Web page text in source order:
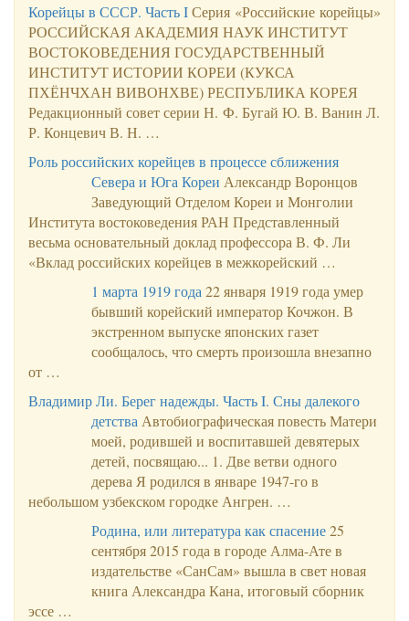
Корейцы в СССР. Часть IСерия «Российские корейцы»
РОССИЙСКАЯ АКАДЕМИЯ НАУК ИНСТИТУТ
ВОСТОКОВЕДЕНИЯ ГОСУДАРСТВЕННЫЙ
ИНСТИТУТ ИСТОРИИ КОРЕИ (КУКСА
ПХЁНЧХАН ВИВОНХВЕ) РЕСПУБЛИКА КОРЕЯ
Редакционный совет серии Н. Ф. Бугай Ю. В. Ванин Л.
Р. Концевич В. Н. …
Роль российских корейцев в процессе сближения
Севера и Юга Кореи Александр Воронцов
Заведующий Отделом Кореи и Монголии
Института востоковедения РАН Представленный
весьма основательный доклад профессора В. Ф. Ли
«Вклад российских корейцев в межкорейский …
1 марта 1919 года 22 января 1919 года умер
бывший корейский император Кочжон. В
экстренном выпуске японских газет
сообщалось, что смерть произошла внезапно
от …
Владимир Ли. Берег надежды. Часть I. Сны далекого
детства Автобиографическая повесть Матери
моей, родившей и воспитавшей девятерых
детей, посвящаю... 1. Две ветви одного
дерева Я родился в январе 1947-го в
небольшом узбекском городке Ангрен. …
Родина, или литература как спасение25
сентября 2015 года в городе Алма-Ате в
издательстве «СанСам» вышла в свет новая
книга Александра Кана, итоговый сборник
эссе …